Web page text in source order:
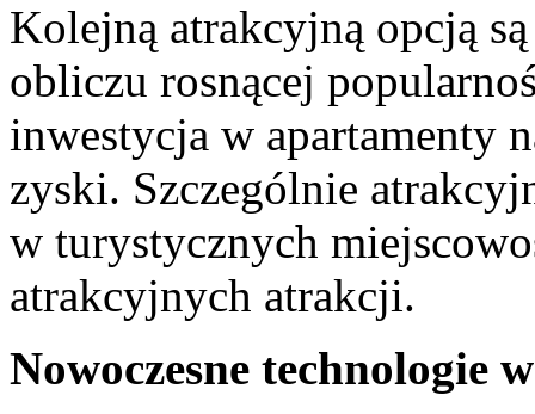
Kolejną atrakcyjną opcją
obliczu rosnącej
inwestycja w apartamenty
zyski. Szczególnie⁤
w turystycznych
atrakcyjnych atrakcji.
Nowoczesne technologie⁤